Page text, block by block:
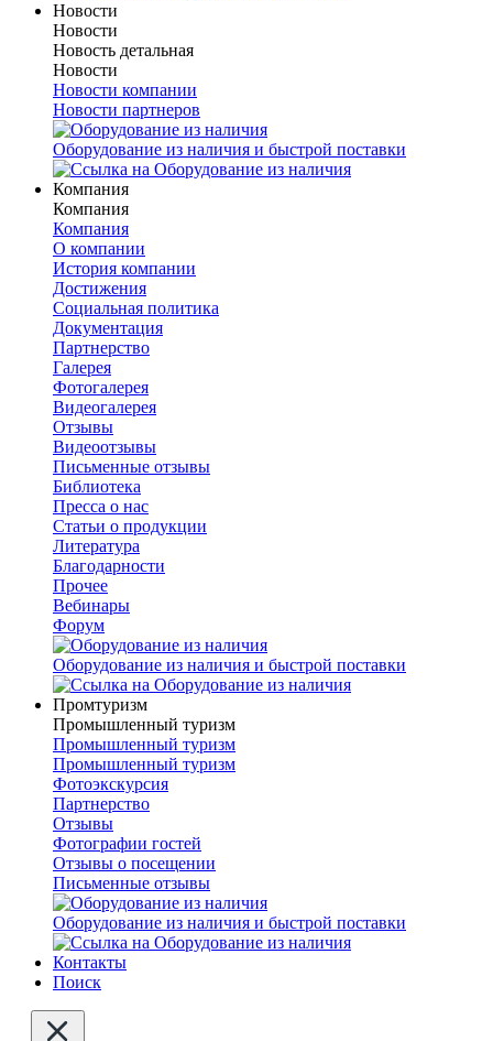
Новости
Новости
Новость детальная
Новости
Новости компании
Новости партнеров
Оборудование из наличия и быстрой поставки
Компания
Компания
Компания
О компании
История компании
Достижения
Социальная политика
Документация
Партнерство
Галерея
Фотогалерея
Видеогалерея
Отзывы
Видеоотзывы
Письменные отзывы
Библиотека
Пресса о нас
Статьи о продукции
Литература
Благодарности
Прочее
Вебинары
Форум
Оборудование из наличия и быстрой поставки
Промтуризм
Промышленный туризм
Промышленный туризм
Промышленный туризм
Фотоэкскурсия
Партнерство
Отзывы
Фотографии гостей
Отзывы о посещении
Письменные отзывы
Оборудование из наличия и быстрой поставки
Контакты
Поиск